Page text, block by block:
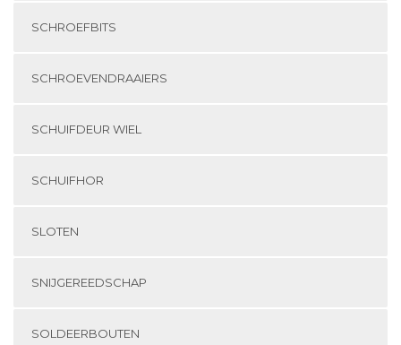
SCHROEFBITS
SCHROEVENDRAAIERS
SCHUIFDEUR WIEL
SCHUIFHOR
SLOTEN
SNIJGEREEDSCHAP
SOLDEERBOUTEN